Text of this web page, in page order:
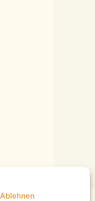
Ablehnen